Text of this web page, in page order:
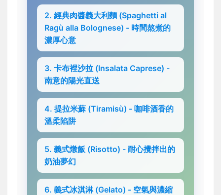
2. 經典肉醬義大利麵 (Spaghetti al
Ragù alla Bolognese) - 時間熬煮的
濃厚心意
3. 卡布裡沙拉 (Insalata Caprese) -
南意的陽光直送
4. 提拉米蘇 (Tiramisù) - 咖啡酒香的
溫柔陷阱
5. 義式燉飯 (Risotto) - 耐心攪拌出的
奶油夢幻
6. 義式冰淇淋 (Gelato) - 空氣與濃縮